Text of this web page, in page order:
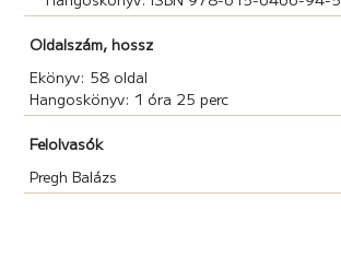
Oldalszám, hossz
Ekönyv: 58 oldal
Hangoskönyv: 1 óra 25 perc
Felolvasók
Pregh Balázs